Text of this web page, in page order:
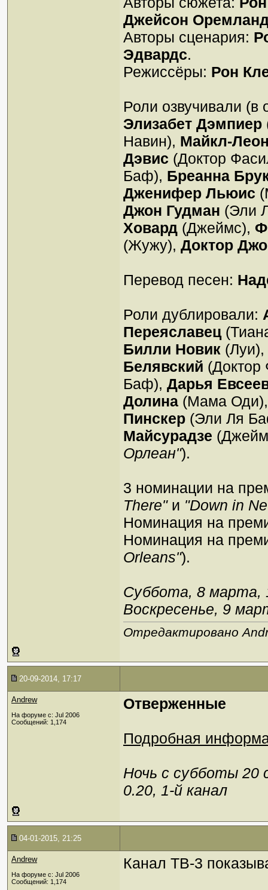
Джейсон
Авторы сценария:
Эдвардс.
Режиссёры: Рон
Роли озвучивали (в
Элизабет Дэмпиер
Навин), Майкл-
Дэвис (Доктор
Баф), Бреанна
Дженифер Льюис
Джон Гудман (Эли
Ховард (Джеймс),
(Жужу), Доктор
Перевод песен:
Роли дублировали:
Переяславец
Билли Новик (Луи),
Белявский
Баф), Дарья
Долина (Мама
Пинскер (Эли Ля
Майсурадзе
Орлеан").
3 номинации на
There"и "Down in
Номинация на
Номинация на
Orleans").
Суббота, 8 марта,
Воскресенье, 9
Отредактировано
20-09-2014, 17:17
Andrew
На форуме с: Jul 2006
Сообщений: 1,174
Отверженные
Подробная
Ночь с субботы 20
0.20, 1-й канал
04-01-2015, 21:25
Andrew
На форуме с: Jul 2006
Сообщений: 1,174
Канал ТВ-3